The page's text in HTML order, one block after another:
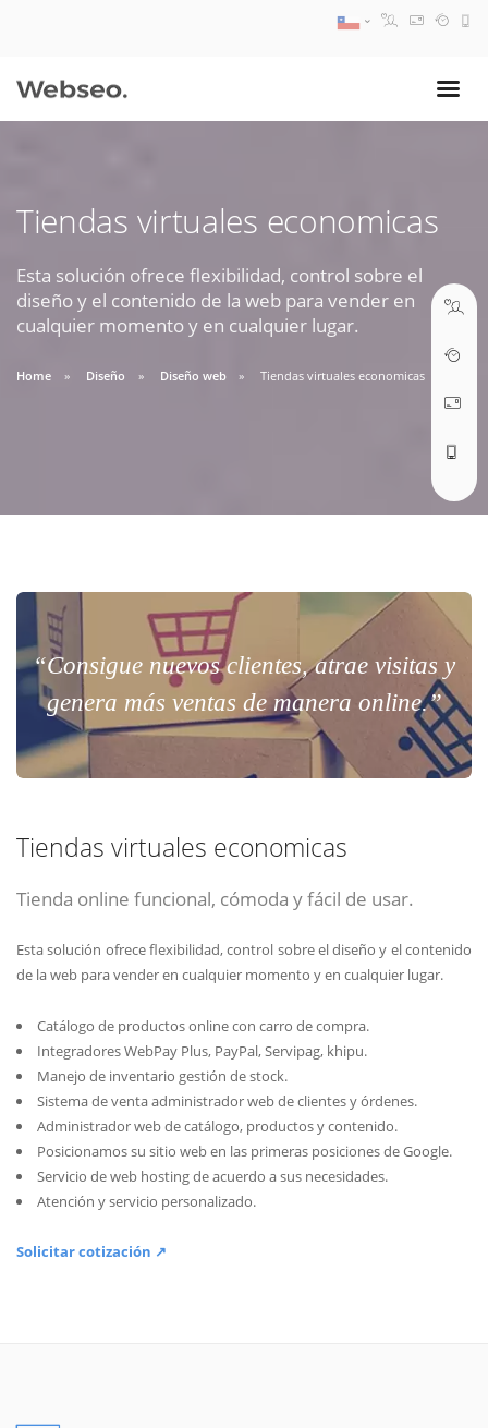
Tiendas virtuales economicas
Esta solución ofrece flexibilidad, control sobre el
diseño y el contenido de la web para vender en
cualquier momento y en cualquier lugar.
Home Diseño Diseño web Tiendas virtuales economicas
“Consigue nuevos clientes, atrae visitas y
genera más ventas de manera online.”
Tiendas virtuales economicas
Tienda online funcional, cómoda y fácil de usar.
Esta solución ofrece flexibilidad, control sobre el diseño y el contenido
de la web para vender en cualquier momento y en cualquier lugar.
Catálogo de productos online con carro de compra.
Integradores WebPay Plus, PayPal, Servipag, khipu.
Manejo de inventario gestión de stock.
Sistema de venta administrador web de clientes y órdenes.
Administrador web de catálogo, productos y contenido.
Posicionamos su sitio web en las primeras posiciones de Google.
Servicio de web hosting de acuerdo a sus necesidades.
Atención y servicio personalizado.
Solicitar cotización ↗
09:30 AM A 18:30 PM
soporte@webseo.cl
ABRIR TICKET